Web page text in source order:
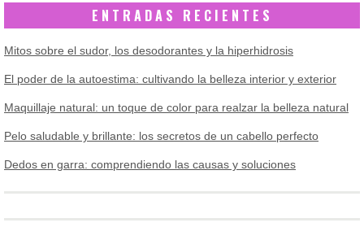
ENTRADAS RECIENTES
Mitos sobre el sudor, los desodorantes y la hiperhidrosis
El poder de la autoestima: cultivando la belleza interior y exterior
Maquillaje natural: un toque de color para realzar la belleza natural
Pelo saludable y brillante: los secretos de un cabello perfecto
Dedos en garra: comprendiendo las causas y soluciones